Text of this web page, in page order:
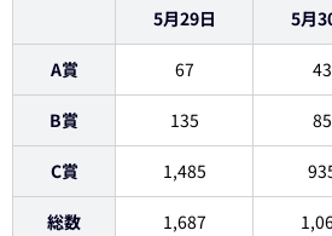
5月29日 5月
A賞 67 43
B賞 135 85
C賞 1,485
総数 1,687